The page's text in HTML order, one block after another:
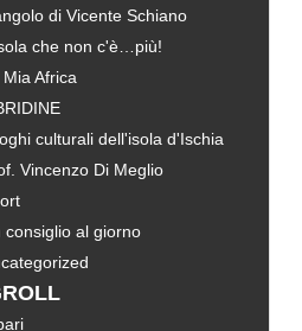
di Vicente Schiano
che non c'è…più!
Mia Africa
culturali dell'isola d'Ischia
Vincenzo Di Meglio
consiglio al giorno